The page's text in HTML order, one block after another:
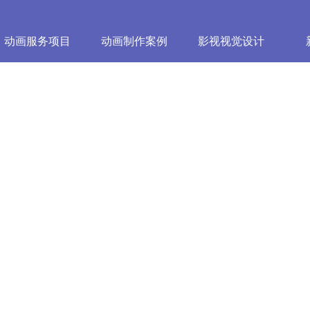
动画服务项目 动画制作案例 影视视觉设计